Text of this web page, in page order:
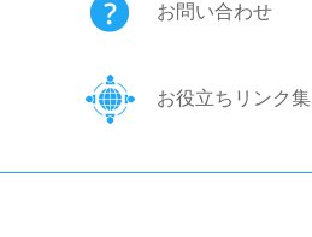
お問い合わせ
お役立ちリンク集